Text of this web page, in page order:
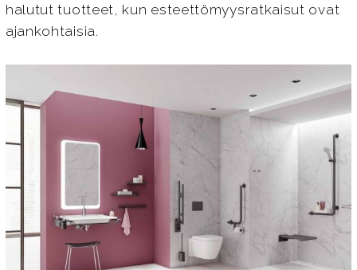
halutut tuotteet, kun esteettömyysratkaisut ovat
ajankohtaisia.